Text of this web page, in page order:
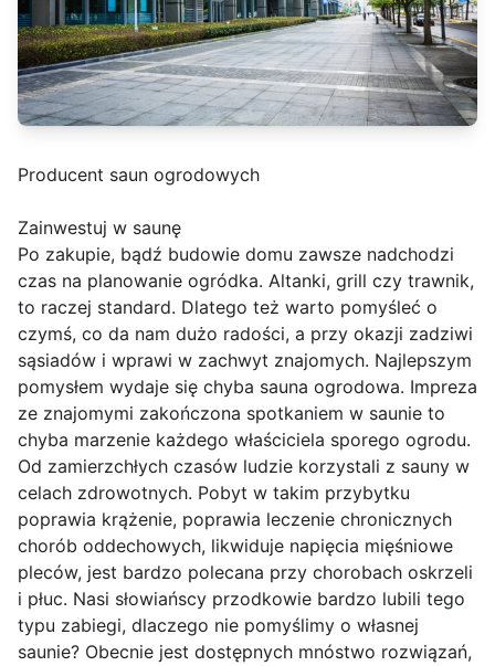
Producent saun ogrodowych
Zainwestuj w saunę
Po zakupie, bądź budowie domu zawsze nadchodzi
czas na planowanie ogródka. Altanki, grill czy trawnik,
to raczej standard. Dlatego też warto pomyśleć o
czymś, co da nam dużo radości, a przy okazji zadziwi
sąsiadów i wprawi w zachwyt znajomych. Najlepszym
pomysłem wydaje się chyba sauna ogrodowa. Impreza
ze znajomymi zakończona spotkaniem w saunie to
chyba marzenie każdego właściciela sporego ogrodu.
Od zamierzchłych czasów ludzie korzystali z sauny w
celach zdrowotnych. Pobyt w takim przybytku
poprawia krążenie, poprawia leczenie chronicznych
chorób oddechowych, likwiduje napięcia mięśniowe
pleców, jest bardzo polecana przy chorobach oskrzeli
i płuc. Nasi słowiańscy przodkowie bardzo lubili tego
typu zabiegi, dlaczego nie pomyślimy o własnej
saunie? Obecnie jest dostępnych mnóstwo rozwiązań,